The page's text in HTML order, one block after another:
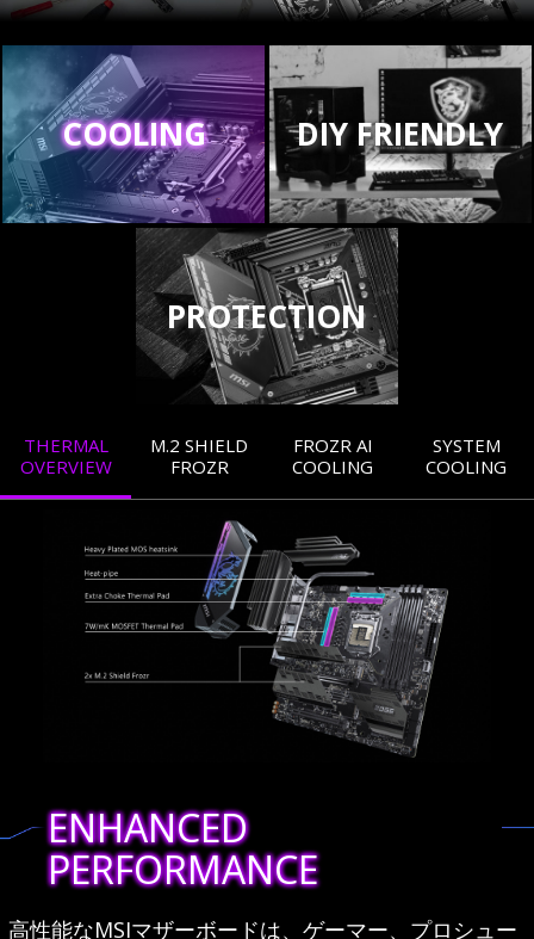
COOLING DIY FRIENDLY
PROTECTION
THERMAL
OVERVIEW
M.2 SHIELD
FROZR
FROZR AI
COOLING
SYSTEM
COOLING
ENHANCED
PERFORMANCE
高性能なMSIマザーボードは、ゲーマー、プロシュー